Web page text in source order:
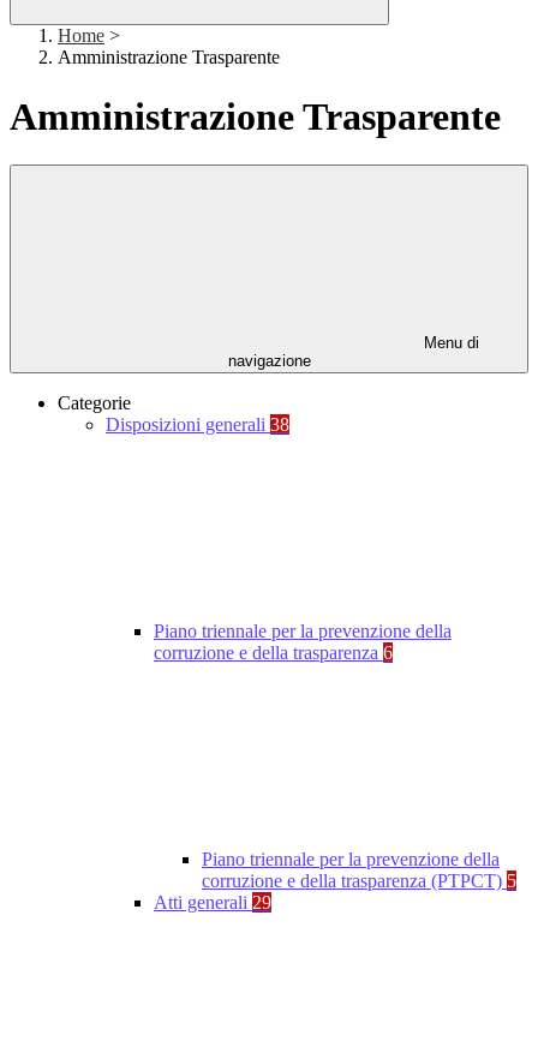
Home >
Amministrazione Trasparente
Amministrazione Trasparente
Menu di
navigazione
Categorie
Disposizioni generali 38
Piano triennale per la prevenzione della
corruzione e della trasparenza 6
Piano triennale per la prevenzione della
corruzione e della trasparenza (PTPCT) 5
Atti generali 29